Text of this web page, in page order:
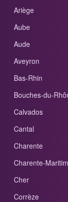
Ariège
Aube
Aude
Aveyron
Bas-Rhin
Bouches-du-
Calvados
Cantal
Charente
Charente-
Cher
Corrèze